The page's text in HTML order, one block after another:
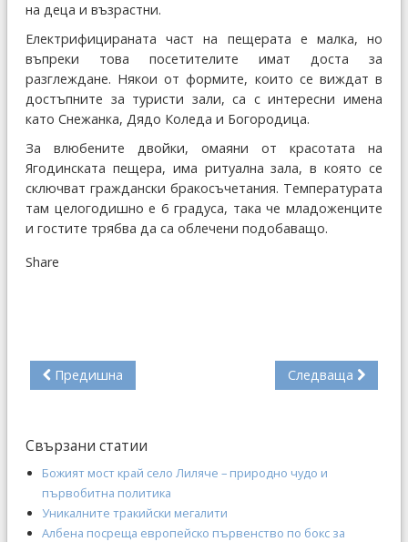
на деца и възрастни.
Електрифицираната част на пещерата е малка, но
въпреки това посетителите имат доста за
разглеждане. Някои от формите, които се виждат в
достъпните за туристи зали, са с интересни имена
като Снежанка, Дядо Коледа и Богородица.
За влюбените двойки, омаяни от красотата на
Ягодинската пещера, има ритуална зала, в която се
сключват граждански бракосъчетания. Температурата
там целогодишно е 6 градуса, така че младоженците
и гостите трябва да са облечени подобаващо.
Share
Предишна Следваща
Свързани статии
Божият мост край село Лиляче – природно чудо и
първобитна политика
Уникалните тракийски мегалити
Албена посреща европейско първенство по бокс за